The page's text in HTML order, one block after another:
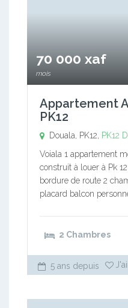
70 000 xaf
mois
Appartement
PK12
Douala, PK12, PK12
Voiala 1 appartement
construit à louer à Pk
bordure de route 2
placard balcon
2 Chambres
5 ans depuis